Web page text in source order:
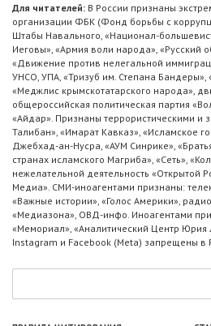
Для читателей: В России признаны
организации ФБК (Фонд борьбы с
Штабы Навального, «Национал-
Иеговы», «Армия воли народа», «Русский
«Движение против нелегальной
УНСО, УПА, «Тризуб им. Степана Бандеры»,
«Меджлис крымскотатарского народа»,
общероссийская политическая партия
«Айдар». Признаны террористическими
Талибан», «Имарат Кавказ», «Исламское
Джебхад-ан-Нусра, «АУМ Синрике»,
странах исламского Магриба», «Сеть»,
нежелательной деятельность «Открытой
Медиа». СМИ-иноагентами признаны:
«Важные истории», «Голос Америки»,
«Медиазона», ОВД-инфо. Иноагентами
«Мемориал», «Аналитический Центр Юрия
Instagram и Facebook (Metа) запрещены в